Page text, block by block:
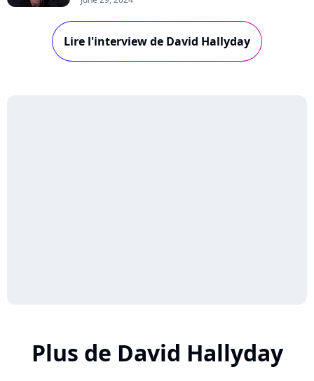
Dans l'interview "En Privé Avec...", le chanteur
se confie sur la conception de son disque
émouvant, ses débuts dans la musique et ses
Lire l'interview de David Hallyday
Plus de David Hallyday